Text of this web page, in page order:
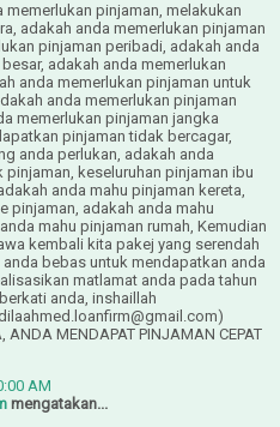
memerlukan pinjaman, melakukan
adakah anda memerlukan pinjaman
pinjaman peribadi, adakah anda
adakah anda memerlukan
anda memerlukan pinjaman untuk
anda memerlukan pinjaman
memerlukan pinjaman jangka
pinjaman tidak bercagar,
anda perlukan, adakah anda
pinjaman, keseluruhan pinjaman ibu
anda mahu pinjaman kereta,
pinjaman, adakah anda mahu
mahu pinjaman rumah, Kemudian
kembali kita pakej yang serendah
bebas untuk mendapatkan anda
matlamat anda pada tahun
anda, inshaillah
ANDA MENDAPAT PINJAMAN CEPAT
AM
mengatakan...